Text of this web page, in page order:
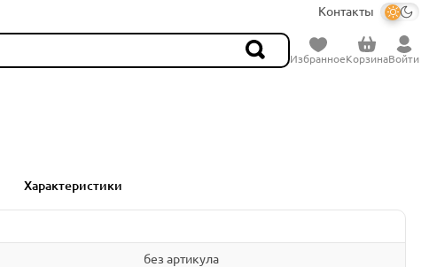
Контакты
ИзбранноеКорзинаВойти
Характеристики
без артикула